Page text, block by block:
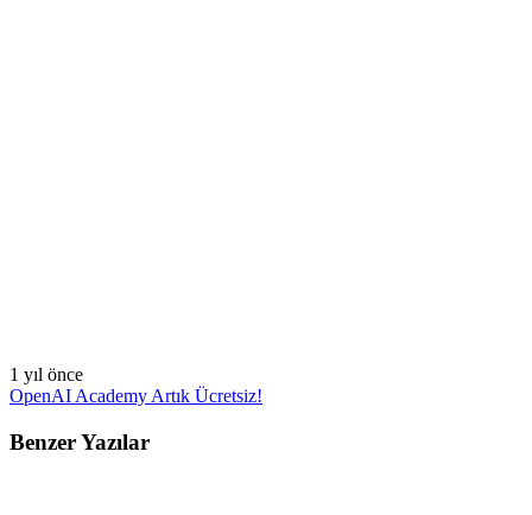
1 yıl önce
OpenAI Academy Artık Ücretsiz!
Benzer Yazılar